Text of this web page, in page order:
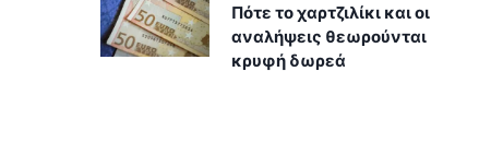
Πότε το χαρτζιλίκι και οι
αναλήψεις θεωρούνται
κρυφή δωρεά